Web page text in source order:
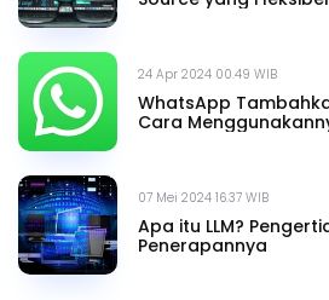
24 Apr 2024 00.49 WIB
WhatsApp
Cara
07 Mei 2024 16.37 WIB
Apa itu LLM?
Penerapannya